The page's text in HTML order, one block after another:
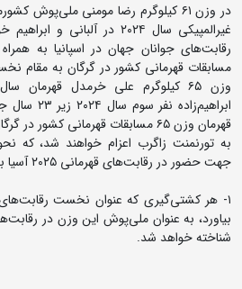
در وزن ۶۱ کیلوگرم رضا مومنی ملی‌پوش
رقابت‌های جوانان جهان در اسپانیا به
مسابقات قهرمانی کشور در گرگان به مقام
قهرمان وزن ۶۵ مسابقات قهرمانی کشور در گرگان
به تورنمنت زاگرب اعزام خواهند شد، که
جهت حضور در رقابت‌های قهرمانی ۲۰۲۵ آسیا به شرح زیر می‌باشد:
۱- هر کشتی‌گیری که عنوان نخست
شناخته خواهد شد.